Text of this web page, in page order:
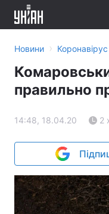
Новини › Коронавірус
правильно
14:48, 18.04.20 2